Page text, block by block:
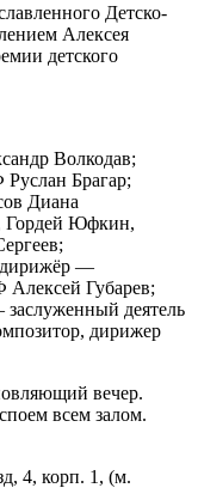
Детско-
Алексея
детского
Волкодав;
Руслан Брагар;
Диана
Гордей Юфкин,
дирижёр —
Алексей Губарев;
деятель
дирижер
вечер.
всем залом.
4, корп. 1, (м.